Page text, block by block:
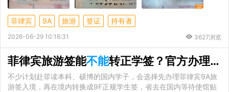
菲律宾 9A 旅游 签证 持有者
2026-06-29 10:16:31 3627浏览
菲律宾旅游签能不能转正学签？官方办理细则全解析
不少计划赴菲读本科、硕博的国内学子，会选择先办理菲律宾9A旅
游签入境，再在境内转换成9F正规学生签，省去在国内等待使馆贴